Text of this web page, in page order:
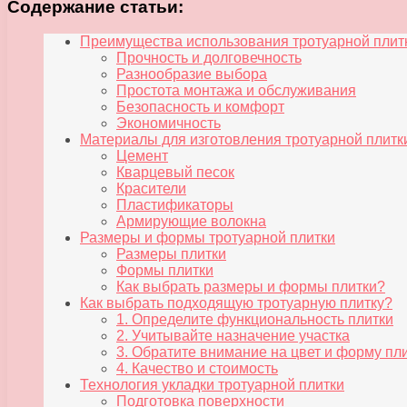
Содержание статьи:
Преимущества использования тротуарной
Прочность и долговечность
Разнообразие выбора
Простота монтажа и обслуживания
Безопасность и комфорт
Экономичность
Материалы для изготовления тротуарной
Цемент
Кварцевый песок
Красители
Пластификаторы
Армирующие волокна
Размеры и формы тротуарной плитки
Размеры плитки
Формы плитки
Как выбрать размеры и формы плитки?
Как выбрать подходящую тротуарную плитку?
1. Определите функциональность плитки
2. Учитывайте назначение участка
3. Обратите внимание на цвет и форму
4. Качество и стоимость
Технология укладки тротуарной плитки
Подготовка поверхности